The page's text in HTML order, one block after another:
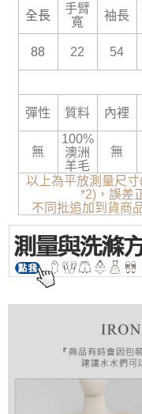
全長
手臂
寬
袖長
88 22 54
彈性 質料 內裡
無
100%
澳洲
羊毛
無
以上為平放測量尺
*2)，誤差
不同批追加到貨商